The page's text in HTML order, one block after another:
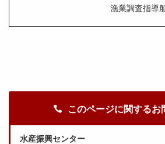
漁業調査指導
このページに関するお
水産振興センター